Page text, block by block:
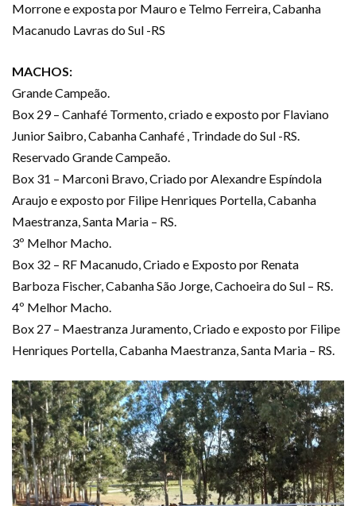
Morrone e exposta por Mauro e Telmo Ferreira, Cabanha
Macanudo Lavras do Sul -RS
MACHOS:
Grande Campeão.
Box 29 – Canhafé Tormento, criado e exposto por Flaviano
Junior Saibro, Cabanha Canhafé , Trindade do Sul -RS.
Reservado Grande Campeão.
Box 31 – Marconi Bravo, Criado por Alexandre Espíndola
Araujo e exposto por Filipe Henriques Portella, Cabanha
Maestranza, Santa Maria – RS.
3º Melhor Macho.
Box 32 – RF Macanudo, Criado e Exposto por Renata
Barboza Fischer, Cabanha São Jorge, Cachoeira do Sul – RS.
4º Melhor Macho.
Box 27 – Maestranza Juramento, Criado e exposto por Filipe
Henriques Portella, Cabanha Maestranza, Santa Maria – RS.